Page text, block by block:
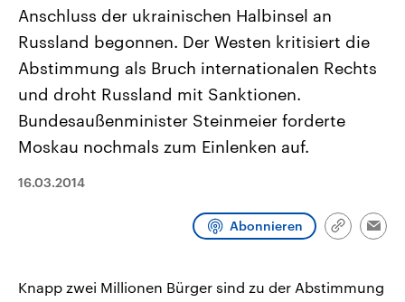
Landtagswahl Sachsen-Anhalt
2026
Alle Informationen
Sachsen-Anhalt wählt am 6.
September 2026 einen neuen
Landtag. Seit 2021 wird das
Bundesland von einer Koalition aus
Umfragen, Prognosen,
und Hintergründe zu den Parteien
und Kandidaten der anstehenden
Aktuelle Beiträge,
Hintergründe
Wirtschaftlich und
gehören die Vereinigten
den mächtigsten Ländern
mit großem Einfluss auf
Sendungen
Anschluss der ukrainischen Halbinsel an
Russland begonnen. Der Westen kritisiert die
Abstimmung als Bruch internationalen Rechts
und droht Russland mit Sanktionen.
Bundesaußenminister Steinmeier forderte
Moskau nochmals zum Einlenken auf.
16.03.2014
Abonnieren
Link
Knapp zwei Millionen Bürger sind zu der Abstimmung